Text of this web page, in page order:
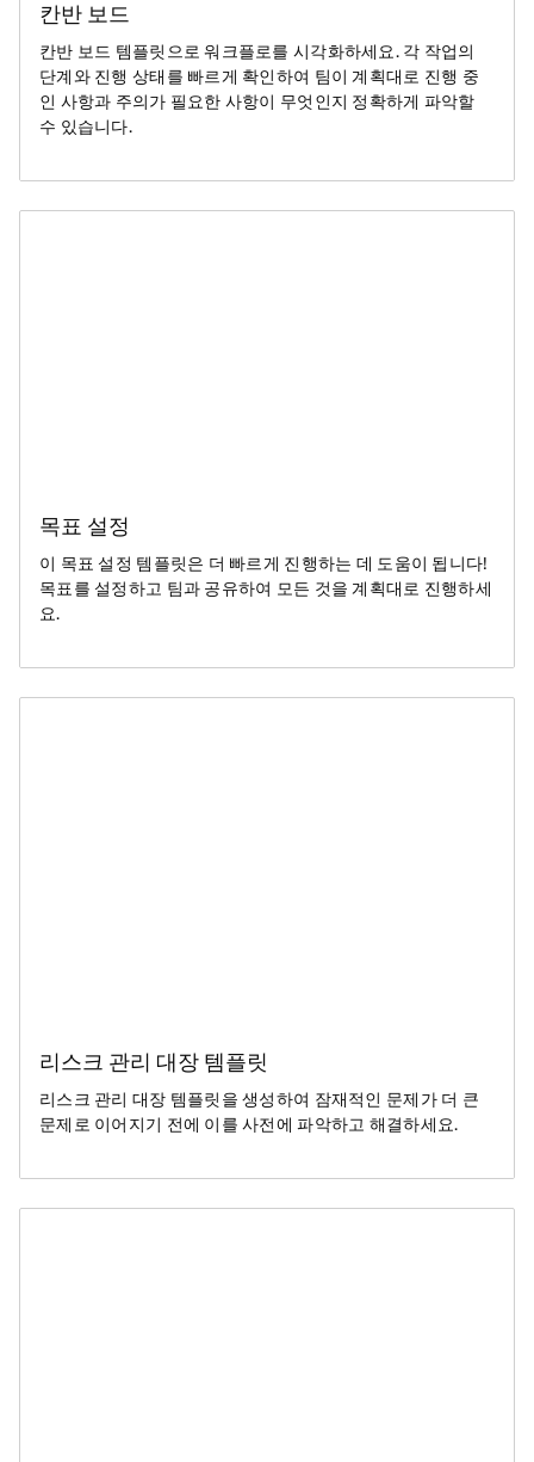
칸반 보드
칸반 보드 템플릿으로 워크플로를 시각화하세요. 각 작업의
단계와 진행 상태를 빠르게 확인하여 팀이 계획대로 진행 중
인 사항과 주의가 필요한 사항이 무엇인지 정확하게 파악할
수 있습니다.
목표 설정
이 목표 설정 템플릿은 더 빠르게 진행하는 데 도움이 됩니다!
목표를 설정하고 팀과 공유하여 모든 것을 계획대로 진행하세
요.
리스크 관리 대장 템플릿
리스크 관리 대장 템플릿을 생성하여 잠재적인 문제가 더 큰
문제로 이어지기 전에 이를 사전에 파악하고 해결하세요.